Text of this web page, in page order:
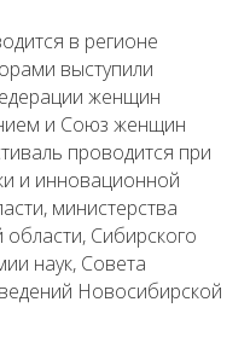
в регионе
выступили
женщин
и Союз женщин
проводится при
и инновационной
министерства
Сибирского
наук, Совета
Новосибирской